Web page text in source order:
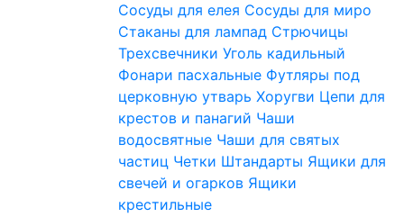
Сосуды для елея Сосуды для миро
Стаканы для лампад Стрючицы
Трехсвечники Уголь кадильный
Фонари пасхальные Футляры под
церковную утварь Хоругви Цепи для
крестов и панагий Чаши
водосвятные Чаши для святых
частиц Четки Штандарты Ящики для
свечей и огарков Ящики
крестильные